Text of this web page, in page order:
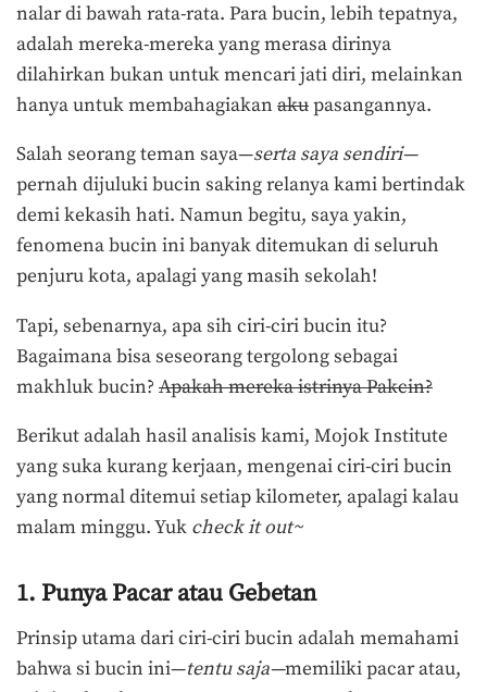
nalar di bawah rata-rata. Para bucin, lebih tepatnya,
adalah mereka-mereka yang merasa dirinya
dilahirkan bukan untuk mencari jati diri, melainkan
hanya untuk membahagiakan akupasangannya.
Salah seorang teman saya—serta saya sendiri—
pernah dijuluki bucin saking relanya kami bertindak
demi kekasih hati. Namun begitu, saya yakin,
fenomena bucin ini banyak ditemukan di seluruh
penjuru kota, apalagi yang masih sekolah!
Tapi, sebenarnya, apa sih ciri-ciri bucin itu?
Bagaimana bisa seseorang tergolong sebagai
makhluk bucin? Apakah mereka istrinya Pakcin?
Berikut adalah hasil analisis kami, Mojok Institute
yang suka kurang kerjaan, mengenai ciri-ciri bucin
yang normal ditemui setiap kilometer, apalagi kalau
malam minggu. Yuk check it out~
1. Punya Pacar atau Gebetan
Prinsip utama dari ciri-ciri bucin adalah memahami
bahwa si bucin ini—tentu saja—memiliki pacar atau,